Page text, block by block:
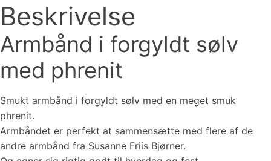
Beskrivelse
Armbånd i forgyldt sølv
med phrenit
Smukt armbånd i forgyldt sølv med en meget smuk
phrenit.
Armbåndet er perfekt at sammensætte med flere af de
andre armbånd fra Susanne Friis Bjørner.